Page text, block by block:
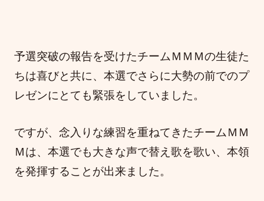
予選突破の報告を受けたチームＭＭＭの生徒た
ちは喜びと共に、本選でさらに大勢の前でのプ
レゼンにとても緊張をしていました。
ですが、念入りな練習を重ねてきたチームＭＭ
Ｍは、本選でも大きな声で替え歌を歌い、本領
を発揮することが出来ました。